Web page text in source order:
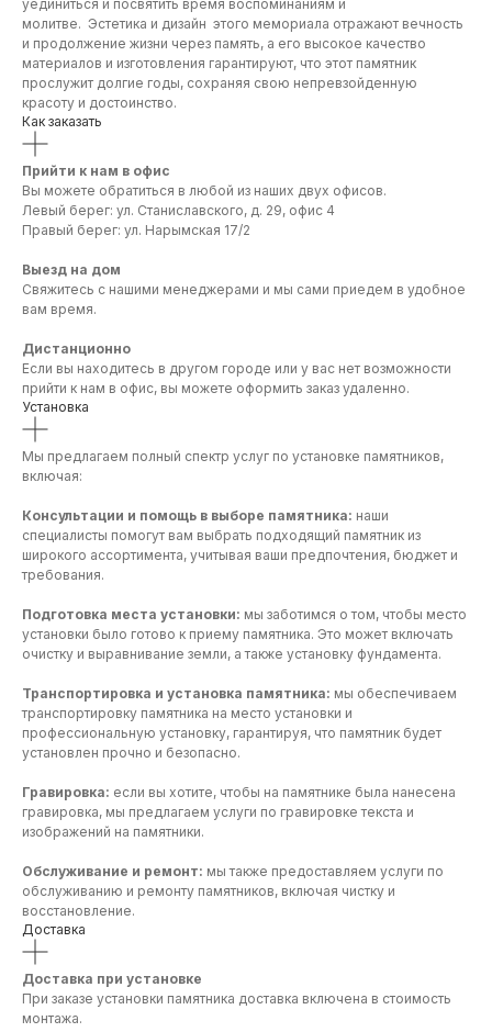
уединиться и посвятить время воспоминаниям и
молитве. Эстетика и дизайн этого мемориала отражают вечность
и продолжение жизни через память, а его высокое качество
материалов и изготовления гарантируют, что этот памятник
прослужит долгие годы, сохраняя свою непревзойденную
красоту и достоинство.
Как заказать
Прийти к нам в офис
Вы можете обратиться в любой из наших двух офисов.
Левый берег: ул. Станиславского, д. 29, офис 4
Правый берег: ул. Нарымская 17/2
Выезд на дом
Свяжитесь с нашими менеджерами и мы сами приедем в удобное
вам время.
Дистанционно
Если вы находитесь в другом городе или у вас нет возможности
прийти к нам в офис, вы можете оформить заказ удаленно.
Установка
Мы предлагаем полный спектр услуг по установке памятников,
включая:
Консультации и помощь в выборе памятника: наши
специалисты помогут вам выбрать подходящий памятник из
широкого ассортимента, учитывая ваши предпочтения, бюджет и
требования.
Подготовка места установки: мы заботимся о том, чтобы место
установки было готово к приему памятника. Это может включать
очистку и выравнивание земли, а также установку фундамента.
Транспортировка и установка памятника: мы обеспечиваем
транспортировку памятника на место установки и
профессиональную установку, гарантируя, что памятник будет
установлен прочно и безопасно.
Гравировка: если вы хотите, чтобы на памятнике была нанесена
гравировка, мы предлагаем услуги по гравировке текста и
изображений на памятники.
Обслуживание и ремонт: мы также предоставляем услуги по
обслуживанию и ремонту памятников, включая чистку и
восстановление.
Доставка
Доставка при установке
При заказе установки памятника доставка включена в стоимость
монтажа.